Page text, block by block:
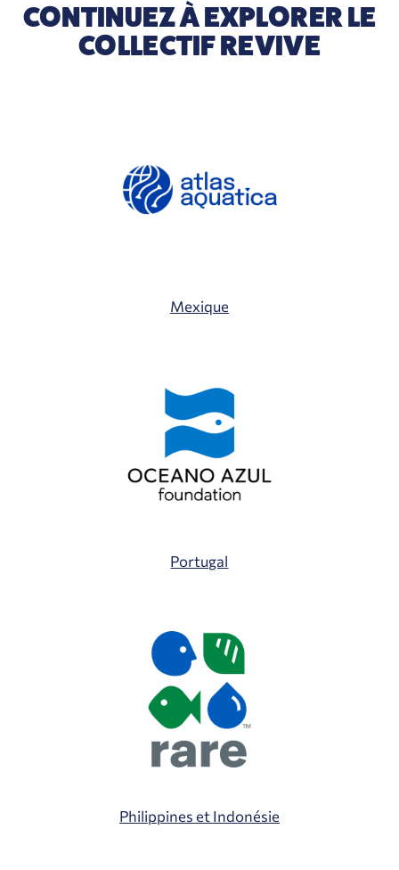
CONTINUEZ À EXPLORER LE
COLLECTIF REVIVE
Mexique
Portugal
Philippines et Indonésie